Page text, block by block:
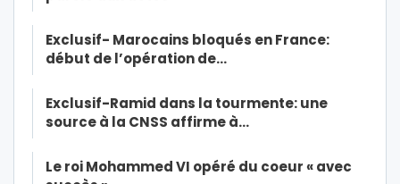
Exclusif- Marocains bloqués en France:
début de l’opération de…
Exclusif-Ramid dans la tourmente: une
source à la CNSS affirme à…
Le roi Mohammed VI opéré du coeur « avec